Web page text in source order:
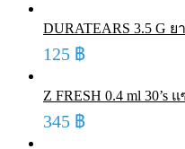
DURATEARS 3.5 G
125 ฿
Z FRESH 0.4 ml 30’s
345 ฿